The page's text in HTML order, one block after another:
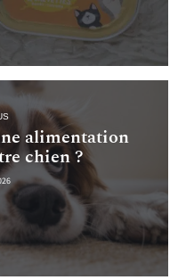
alimentation
chien ?